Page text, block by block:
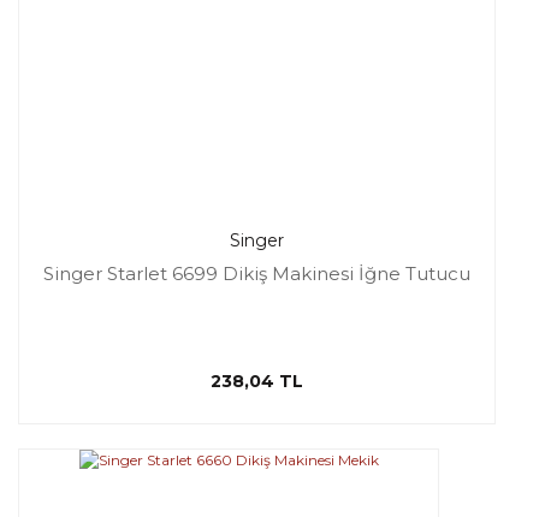
Singer
Singer Starlet 6699 Dikiş Makinesi İğne Tutucu
238,04 TL